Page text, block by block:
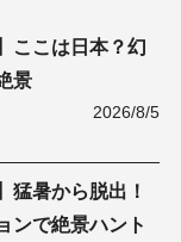
ここは日本？幻
景
2026/8/5
猛暑から脱出！
ンで絶景ハント